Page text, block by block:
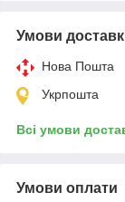
Умови
Нова Пошта
Укрпошта
Всі умови
Умови оплати